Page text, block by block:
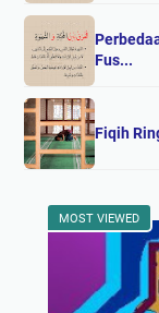
Fus...
Fiqih
MOST VIEWED